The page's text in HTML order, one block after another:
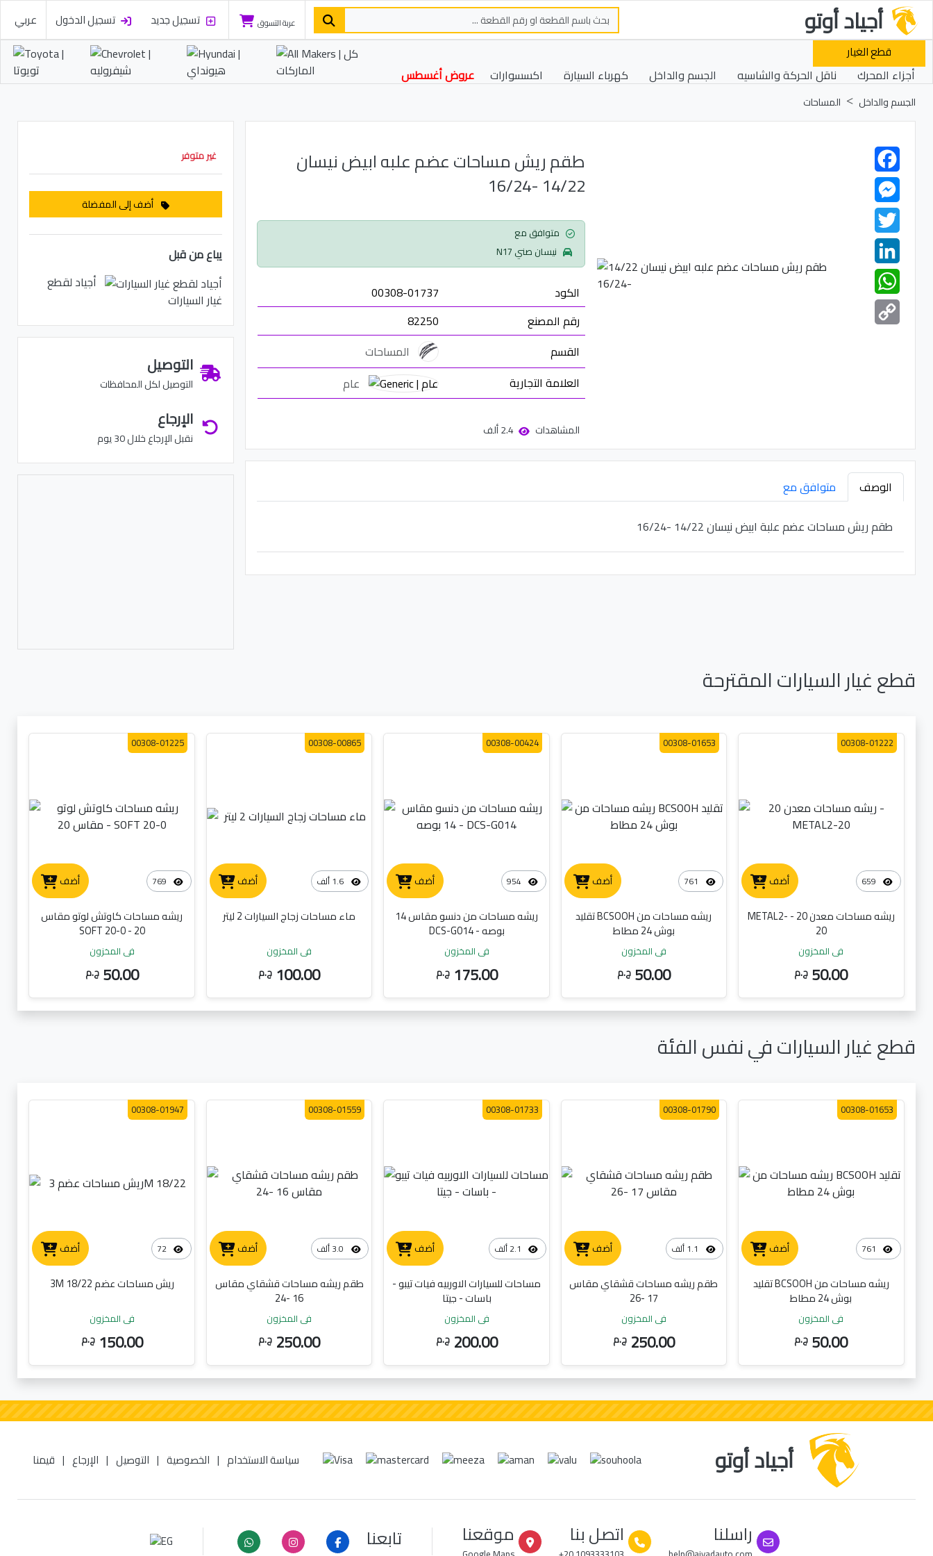
أجياد أوتو عربة التسوق تسجيل جديد تسجيل الدخول
عربي
قطع الغيار
أجزاء المحرك ناقل الحركة والشاسيه الجسم والداخل كهرباء السيارة اكسسوارات عروض أغسطس
الجسم والداخل المساحات
Facebook
Messenger
Twitter
LinkedIn
WhatsApp
Copy
Link
طقم ريش مساحات عضم علبه ابيض نيسان
14/22 -16/24
نيسان صني N17
الكود
00308-01737
رقم المصنع
82250
القسم
المساحات
العلامة التجارية
عام
المشاهدات 2.4 ألف
الوصف
متوافق مع
طقم ريش مساحات عضم علبة ابيض نيسان 14/22 -16/24
غير متوفر
أضف إلى المفضلة
يباع من قبل
أجياد لقطع
غيار السيارات
التوصيل
التوصيل لكل المحافظات
الإرجاع
نقبل الإرجاع خلال 30 يوم
قطع غيار السيارات المقترحة
أضف
00308-01222
ريشه مساحات معدن 20 - METAL2-
20
في المخزون
50.00 ج.م
أضف
00308-01653
ريشه مساحات من BCSOOH تقليد
بوش 24 مطاط
في المخزون
50.00 ج.م
أضف
00308-00424
ريشه مساحات من دنسو مقاس 14
بوصه - DCS-G014
في المخزون
175.00 ج.م
أضف
00308-00865
ماء مساحات زجاج السيارات 2 ليتر
في المخزون
100.00 ج.م
أضف
00308-01225
ريشه مساحات كاوتش لوتو مقاس
20 - SOFT 20-0
في المخزون
50.00 ج.م
قطع غيار السيارات في نفس الفئة
أضف
00308-01653
ريشه مساحات من BCSOOH تقليد
بوش 24 مطاط
في المخزون
50.00 ج.م
أضف
00308-01790
طقم ريشه مساحات قشقاي مقاس
17 -26
في المخزون
250.00 ج.م
أضف
00308-01733
مساحات للسيارات الاوربيه فيات تيبو -
باسات - جيتا
في المخزون
200.00 ج.م
أضف
00308-01559
طقم ريشه مساحات قشقاي مقاس
16 -24
في المخزون
250.00 ج.م
أضف 72
00308-01947
ريش مساحات عضم 3M 18/22
في المخزون
150.00 ج.م
أجياد أوتو سياسة الاستخدام | الخصوصية | التوصيل | الإرجاع | قيمنا
راسلنا اتصل بنا موقعنا تابعنا